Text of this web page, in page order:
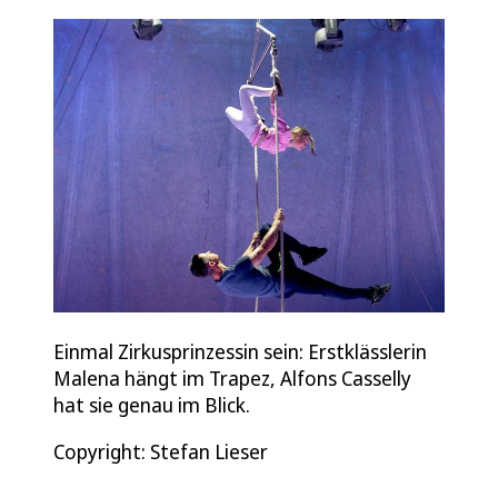
Einmal Zirkusprinzessin sein: Erstklässlerin
Malena hängt im Trapez, Alfons Casselly
hat sie genau im Blick.
Copyright: Stefan Lieser